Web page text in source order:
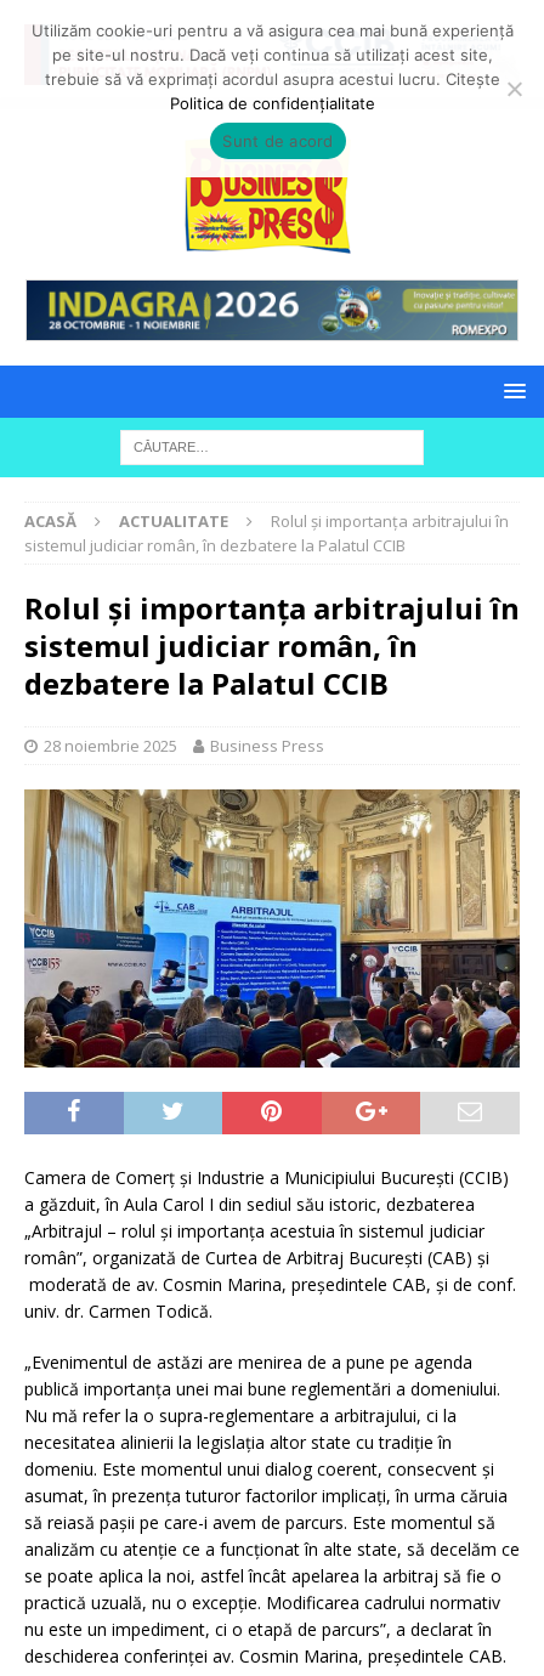
ACASĂ ACTUALITATE
Rolul și importanța arbitrajului în
sistemul judiciar român, în dezbatere la Palatul CCIB
Rolul și importanța arbitrajului în
sistemul judiciar român, în
dezbatere la Palatul CCIB
28 noiembrie 2025 Business Press
Camera de Comerț și Industrie a Municipiului București (CCIB)
a găzduit, în Aula Carol I din sediul său istoric, dezbaterea
„Arbitrajul – rolul și importanța acestuia în sistemul judiciar
român”, organizată de Curtea de Arbitraj București (CAB) și
moderată de av. Cosmin Marina, președintele CAB, și de conf.
univ. dr. Carmen Todică.
„Evenimentul de astăzi are menirea de a pune pe agenda
publică importanța unei mai bune reglementări a domeniului.
Nu mă refer la o supra-reglementare a arbitrajului, ci la
necesitatea alinierii la legislația altor state cu tradiție în
domeniu. Este momentul unui dialog coerent, consecvent și
asumat, în prezența tuturor factorilor implicați, în urma căruia
să reiasă pașii pe care-i avem de parcurs. Este momentul să
analizăm cu atenție ce a funcționat în alte state, să decelăm ce
se poate aplica la noi, astfel încât apelarea la arbitraj să fie o
practică uzuală, nu o excepție. Modificarea cadrului normativ
nu este un impediment, ci o etapă de parcurs”, a declarat în
deschiderea conferinței av. Cosmin Marina, președintele CAB.
Utilizăm cookie-uri pentru a vă asigura cea mai bună experiență
pe site-ul nostru. Dacă veți continua să utilizați acest site,
trebuie să vă exprimați acordul asupra acestui lucru. Citește
Politica de confidențialitate
Sunt de acord